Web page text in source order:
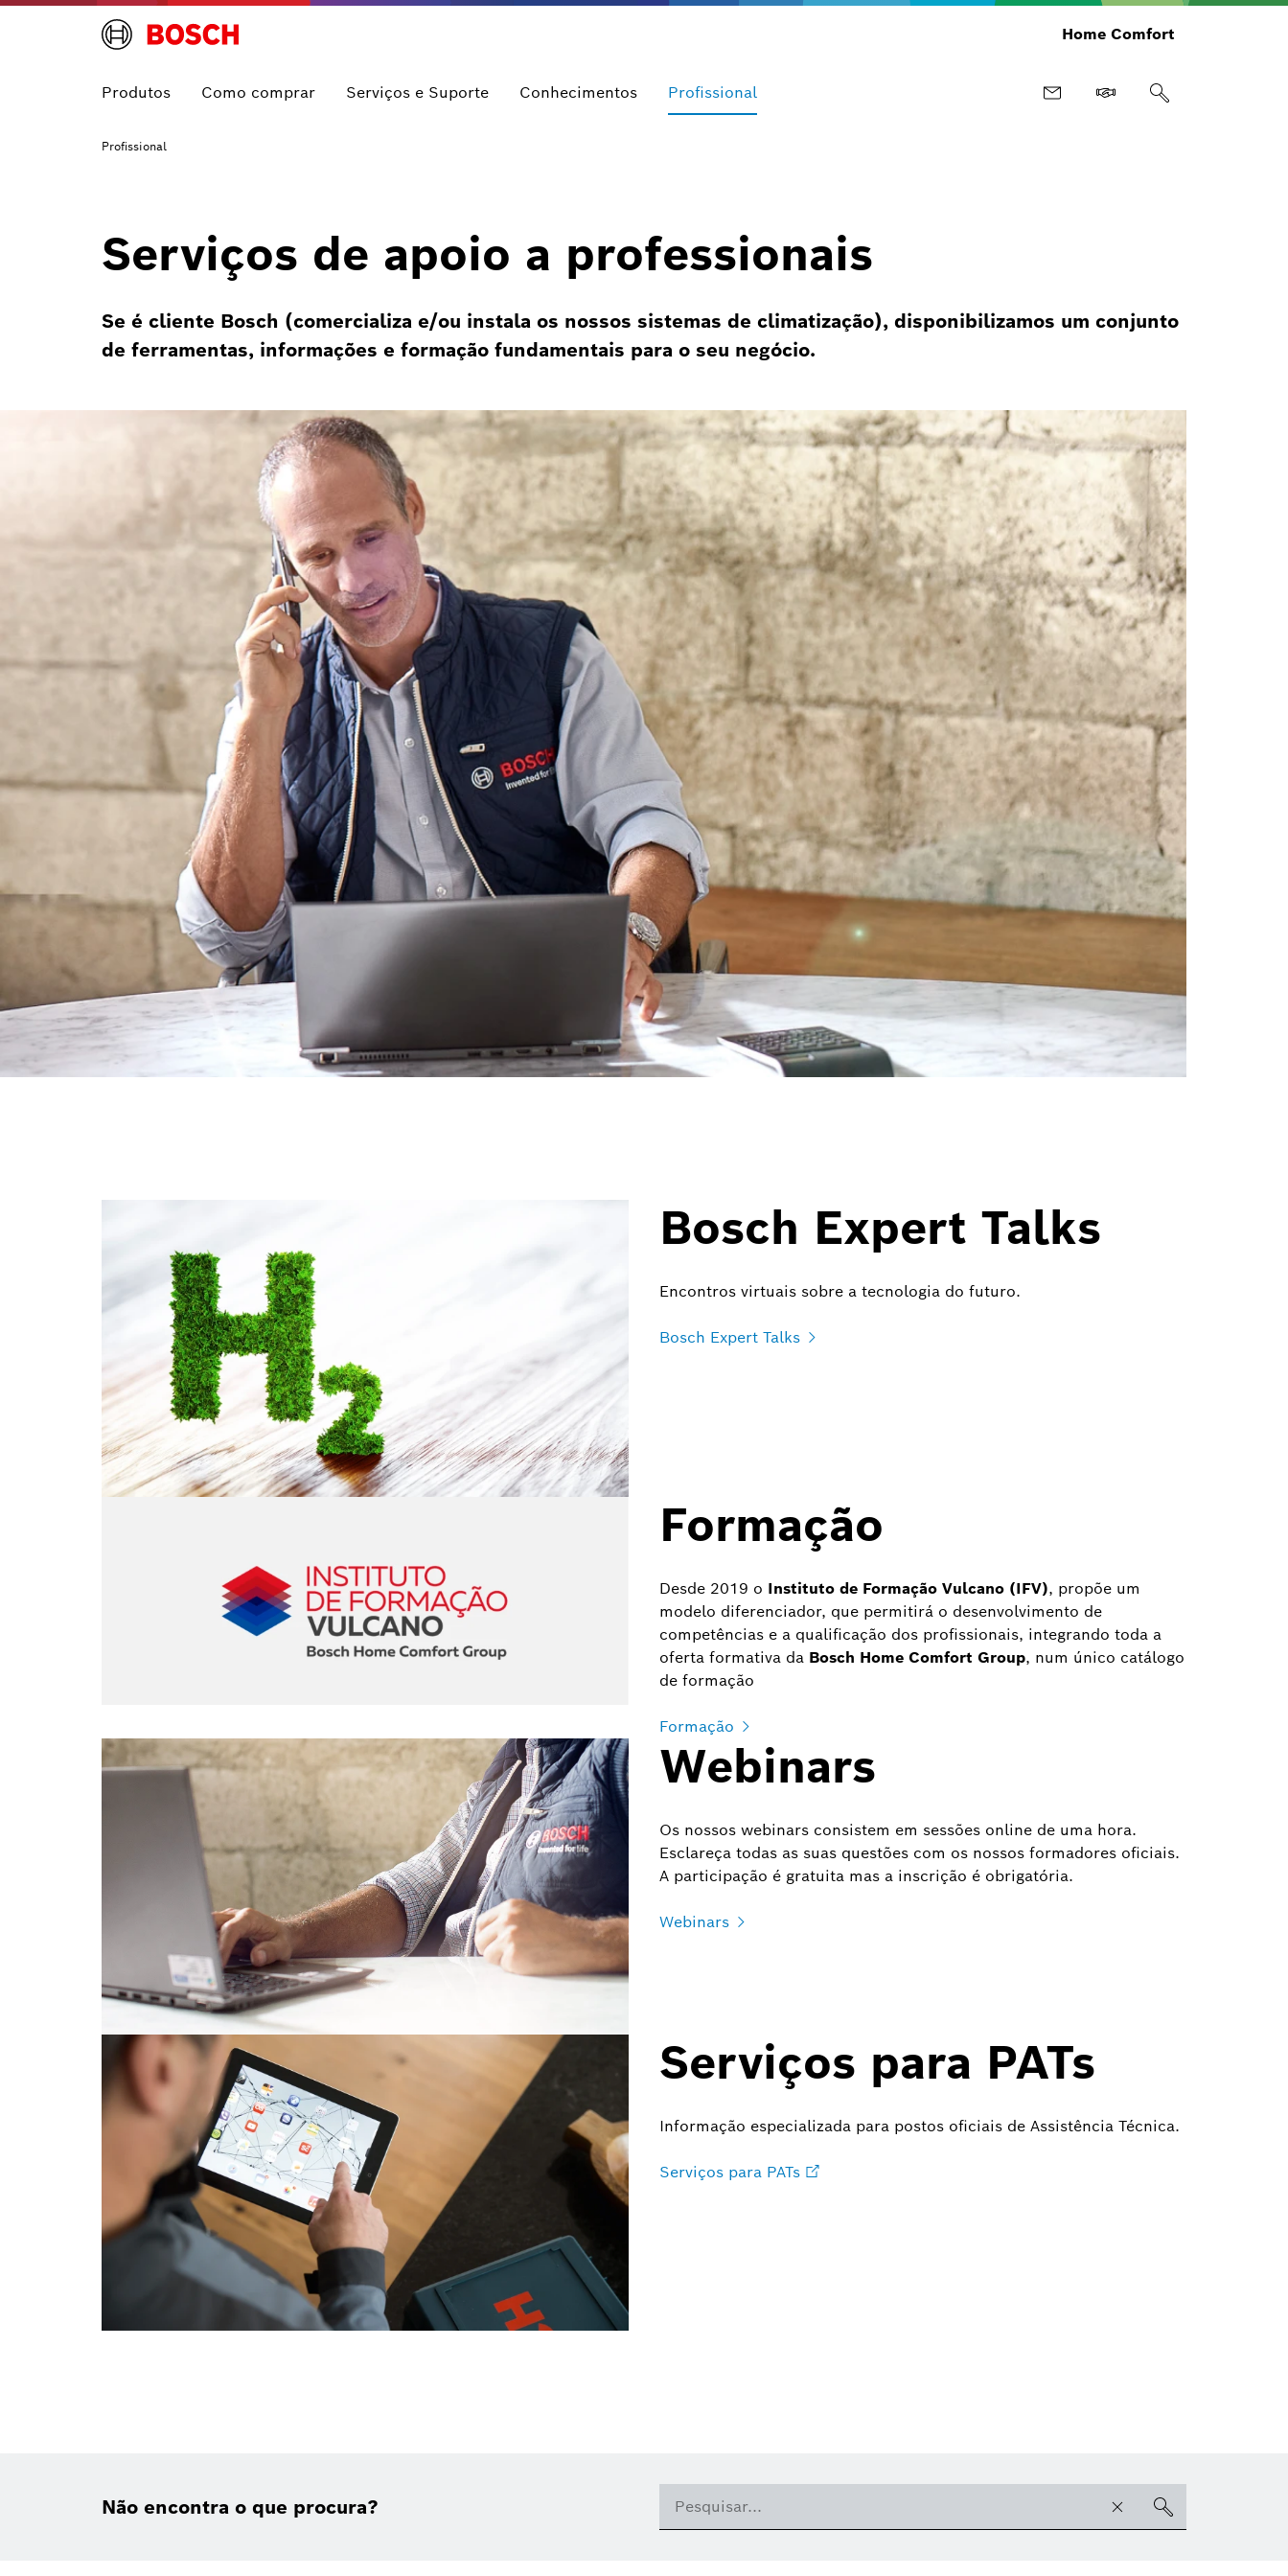
Home Comfort
Produtos Como comprar Serviços e Suporte Conhecimentos Profissional
Profissional
Serviços de apoio a professionais
Se é cliente Bosch (comercializa e/ou instala os nossos sistemas de climatização), disponibilizamos um conjunto
de ferramentas, informações e formação fundamentais para o seu negócio.
Bosch Expert Talks
Encontros virtuais sobre a tecnologia do futuro.
Bosch Expert Talks
Formação
Desde 2019 o Instituto de Formação Vulcano (IFV), propõe um
modelo diferenciador, que permitirá o desenvolvimento de
competências e a qualificação dos profissionais, integrando toda a
oferta formativa da Bosch Home Comfort Group, num único catálogo
de formação
Formação
Webinars
Os nossos webinars consistem em sessões online de uma hora.
Esclareça todas as suas questões com os nossos formadores oficiais.
A participação é gratuita mas a inscrição é obrigatória.
Webinars
Serviços para PATs
Informação especializada para postos oficiais de Assistência Técnica.
Serviços para PATs
Não encontra o que procura?